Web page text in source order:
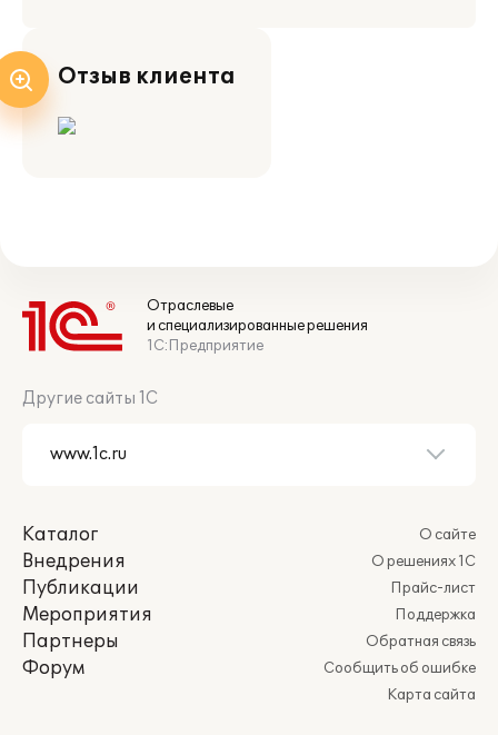
Отзыв клиента
Отраслевые
и специализированные решения
1С:Предприятие
Другие сайты 1С
Каталог
Внедрения
Публикации
Мероприятия
Партнеры
Форум
О сайте
О решениях 1С
Прайс-лист
Поддержка
Обратная связь
Сообщить об ошибке
Карта сайта